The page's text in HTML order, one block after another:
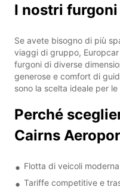
I nostri furgoni
Se avete bisogno di più
viaggi di gruppo,
furgoni di diverse
generose e comfort di
sono la scelta ideale per
Perché
Cairns
Flotta di veicoli
Tariffe competitive e